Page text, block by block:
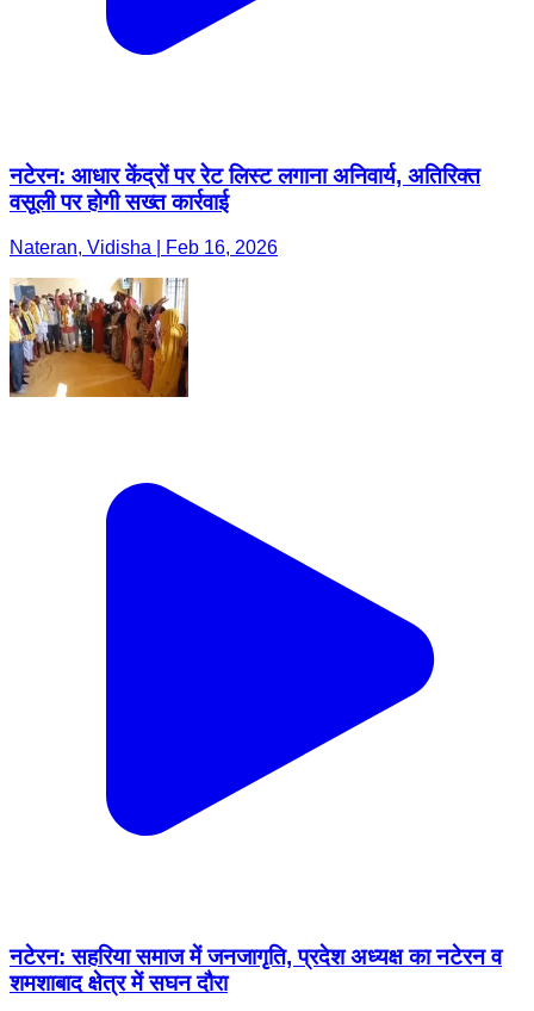
नटेरन: आधार केंद्रों पर रेट लिस्ट लगाना अनिवार्य, अतिरिक्त
वसूली पर होगी सख्त कार्रवाई
Nateran, Vidisha | Feb 16, 2026
नटेरन: सहरिया समाज में जनजागृति, प्रदेश अध्यक्ष का नटेरन व
शमशाबाद क्षेत्र में सघन दौरा